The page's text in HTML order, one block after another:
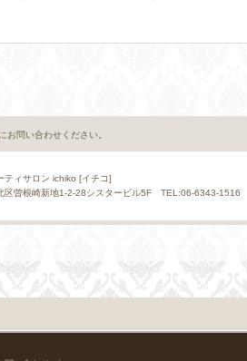
お問い合わせください。
ティサロン ichiko [イチコ]
区曽根崎新地1-2-28シスタービル5F TEL:06-6343-1516